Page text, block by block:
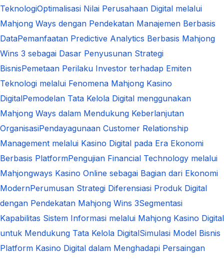
TeknologiOptimalisasi Nilai Perusahaan Digital melalui
Mahjong Ways dengan Pendekatan Manajemen Berbasis
DataPemanfaatan Predictive Analytics Berbasis Mahjong
Wins 3 sebagai Dasar Penyusunan Strategi
BisnisPemetaan Perilaku Investor terhadap Emiten
Teknologi melalui Fenomena Mahjong Kasino
DigitalPemodelan Tata Kelola Digital menggunakan
Mahjong Ways dalam Mendukung Keberlanjutan
OrganisasiPendayagunaan Customer Relationship
Management melalui Kasino Digital pada Era Ekonomi
Berbasis PlatformPengujian Financial Technology melalui
Mahjongways Kasino Online sebagai Bagian dari Ekonomi
ModernPerumusan Strategi Diferensiasi Produk Digital
dengan Pendekatan Mahjong Wins 3Segmentasi
Kapabilitas Sistem Informasi melalui Mahjong Kasino Digital
untuk Mendukung Tata Kelola DigitalSimulasi Model Bisnis
Platform Kasino Digital dalam Menghadapi Persaingan